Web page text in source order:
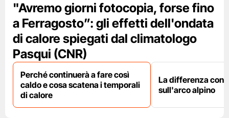
"Avremo giorni fotocopia, forse fino
a Ferragosto”: gli effetti dell'ondata
di calore spiegati dal climatologo
Pasqui (CNR)
Perché continuerà a fare così
caldo e cosa scatena i temporali
di calore
La differenza con
sull'arco alpino